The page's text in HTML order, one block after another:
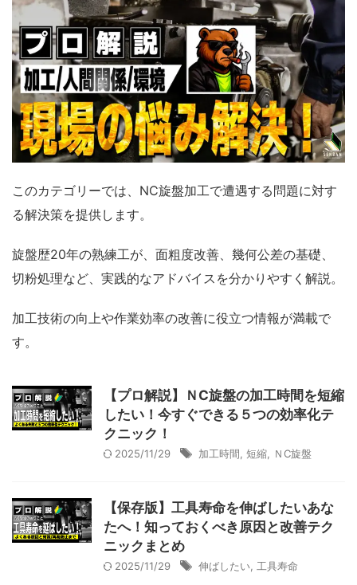
このカテゴリーでは、NC旋盤加工で遭遇する問題に対す
る解決策を提供します。
旋盤歴20年の熟練工が、面粗度改善、幾何公差の基礎、
切粉処理など、実践的なアドバイスを分かりやすく解説。
加工技術の向上や作業効率の改善に役立つ情報が満載で
す。
【プロ解説】ＮC旋盤の加工時間を短縮
したい！今すぐできる５つの効率化テ
クニック！
2025/11/29 加工時間 短縮 ＮC旋盤
【保存版】工具寿命を伸ばしたいあな
たへ！知っておくべき原因と改善テク
ニックまとめ
2025/11/29 伸ばしたい 工具寿命